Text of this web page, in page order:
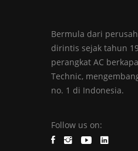
Bermula dari
dirintis sejak tahun
perangkat AC
Technic,
no. 1 di Indonesia.
Follow us on: